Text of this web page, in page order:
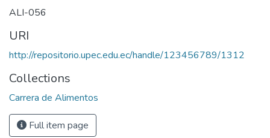
ALI-056
URI
http://repositorio.upec.edu.ec/handle/123456789/1312
Collections
Carrera de Alimentos
Full item page